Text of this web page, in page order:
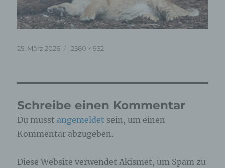
Veröffentlicht
25. März 2026 Originalgröße
2560 × 932
Schreibe einen Kommentar
Du musst angemeldet sein, um einen
Kommentar abzugeben.
Diese Website verwendet Akismet, um Spam zu